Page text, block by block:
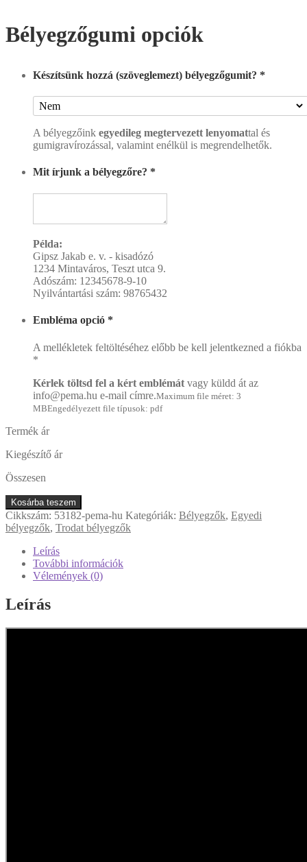
Bélyegzőgumi opciók
Készítsünk hozzá (szöveglemezt) bélyegzőgumit? *
A bélyegzőink egyedileg megtervezett lenyomattal és
gumigravírozással, valamint enélkül is megrendelhetők.
Mit írjunk a bélyegzőre? *
Példa:
Gipsz Jakab e. v. - kisadózó
1234 Mintaváros, Teszt utca 9.
Adószám: 12345678-9-10
Nyilvántartási szám: 98765432
Embléma opció *
A mellékletek feltöltéséhez előbb be kell jelentkezned a fiókba
*
Kérlek töltsd fel a kért emblémát vagy küldd át az
info@pema.hu e-mail címre.Maximum file méret: 3
MBEngedélyezett file típusok: pdf
Termék ár
Kiegészítő ár
Összesen
Trodat
Printy
4.0
fekete
4915
önfestékező
bélyegző
mm
x
Kosárba teszem
Cikkszám: 53182-pema-hu Kategóriák: Bélyegzők, Egyedi
bélyegzők, Trodat bélyegzők
Leírás
További információk
Vélemények (0)
Leírás